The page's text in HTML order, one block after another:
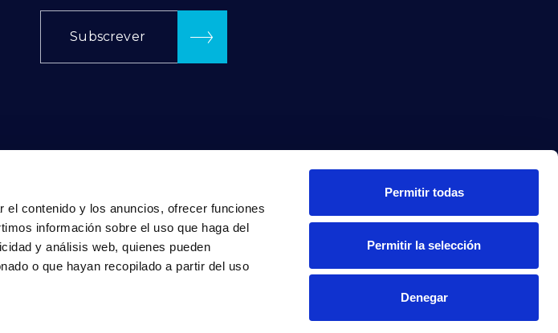
contenido y los anuncios, ofrecer funciones
información sobre el uso que haga del
y análisis web, quienes pueden
o que hayan recopilado a partir del uso
Permitir todas
Permitir la selección
Denegar
Subscrever